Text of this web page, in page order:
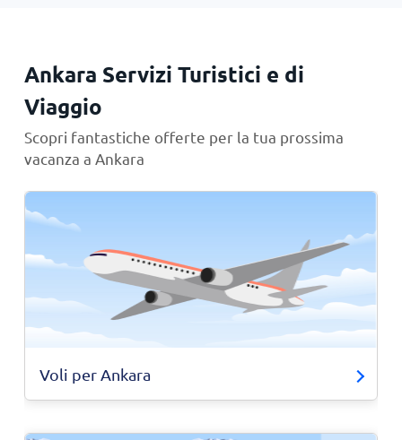
Ankara Servizi Turistici e di
Viaggio
Scopri fantastiche offerte per la tua prossima
vacanza a Ankara
Voli per Ankara